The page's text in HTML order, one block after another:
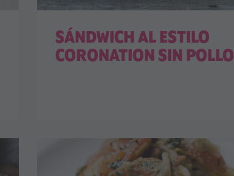
SÁNDWICH AL ESTILO
CORONATION SIN POLLO